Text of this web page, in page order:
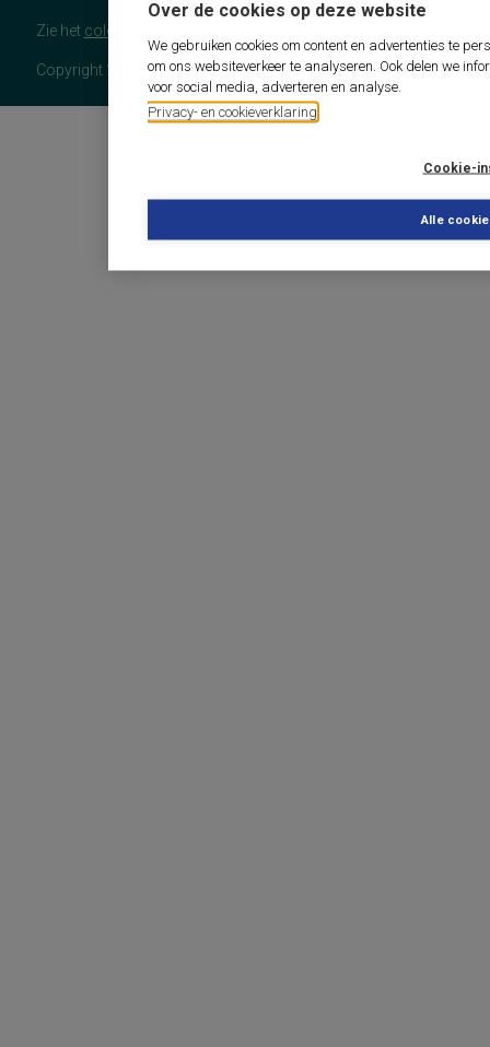
Over de cookies op deze website
We gebruiken cookies om content en advertenties te
om ons websiteverkeer te analyseren. Ook delen we
voor social media, adverteren en analyse.
Privacy- en cookieverklaring
Cookie-
Alle
Zie het colofon
Copyright 2026 - COTAN Documentatie